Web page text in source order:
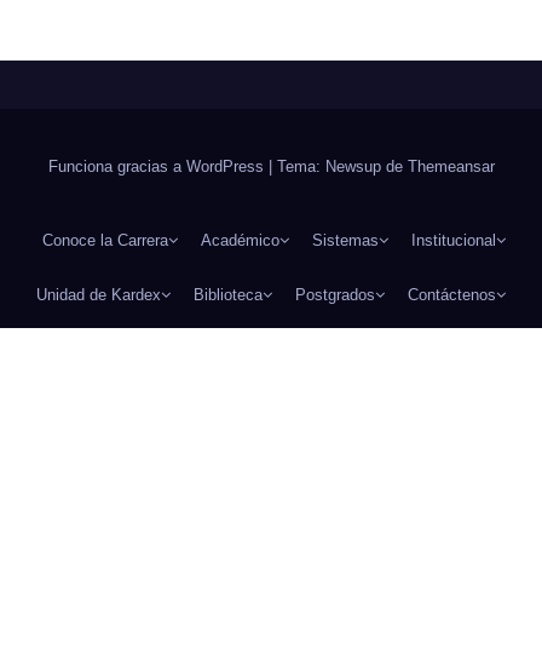
Funciona gracias a WordPress | Tema: Newsup de Themeansar
Conoce la Carrera Académico Sistemas Institucional
Unidad de Kardex Biblioteca Postgrados Contáctenos